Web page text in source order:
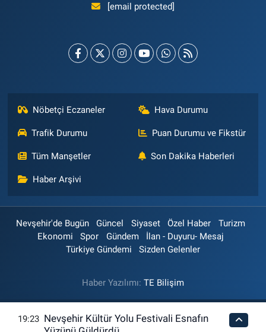
[email protected]
Nöbetçi Eczaneler Hava Durumu
Trafik Durumu Puan Durumu ve Fikstür
Tüm Manşetler Son Dakika Haberleri
Haber Arşivi
Nevşehir'de Bugün Güncel Siyaset Özel Haber
Turizm
Ekonomi
Spor Gündem
İlan - Duyuru- Mesaj
Türkiye Gündemi
Sizden Gelenler
Haber Yazılımı: TE Bilişim
19:23 Nevşehir Kültür Yolu Festivali Esnafın